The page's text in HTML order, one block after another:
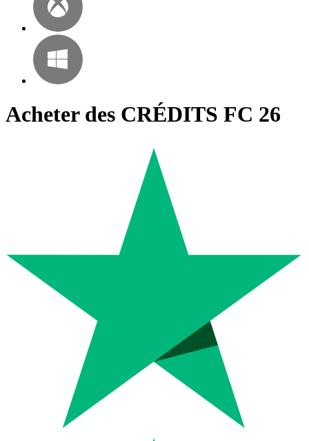
Acheter des CRÉDITS FC 26